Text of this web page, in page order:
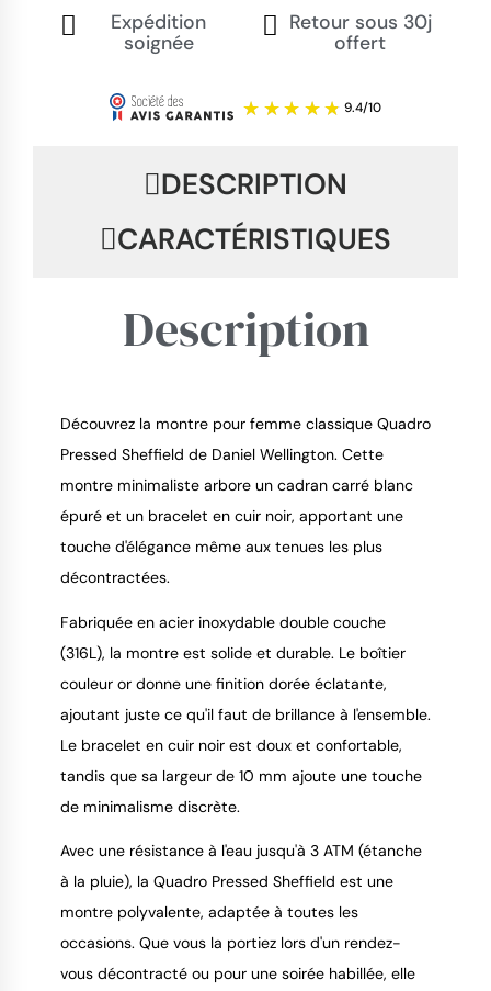
Expédition
soignée
Retour sous 30j
offert
DESCRIPTION
CARACTÉRISTIQUES
Description
Découvrez la montre pour femme classique Quadro
Pressed Sheffield de Daniel Wellington. Cette
montre minimaliste arbore un cadran carré blanc
épuré et un bracelet en cuir noir, apportant une
touche d'élégance même aux tenues les plus
décontractées.
Fabriquée en acier inoxydable double couche
(316L), la montre est solide et durable. Le boîtier
couleur or donne une finition dorée éclatante,
ajoutant juste ce qu'il faut de brillance à l'ensemble.
Le bracelet en cuir noir est doux et confortable,
tandis que sa largeur de 10 mm ajoute une touche
de minimalisme discrète.
Avec une résistance à l'eau jusqu'à 3 ATM (étanche
à la pluie), la Quadro Pressed Sheffield est une
montre polyvalente, adaptée à toutes les
occasions. Que vous la portiez lors d'un rendez-
vous décontracté ou pour une soirée habillée, elle